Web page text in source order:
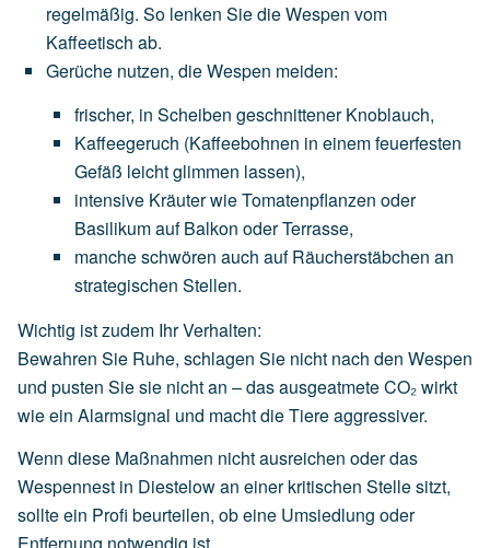
regelmäßig. So lenken SiedieWespen vom
Kaffeetisch ab.
Gerüche nutzen, die Wespen meiden:
frischer, in Scheiben geschnittener Knoblauch,
Kaffeegeruch (Kaffeebohnen in einemfeuerfesten
Gefäß leichtglimmen lassen),
intensive KräuterwieTomatenpflanzen oder
Basilikumauf Balkon oderTerrasse,
mancheschwören auch auf Räucherstäbchen an
strategischen Stellen.
Wichtig ist zudem Ihr Verhalten:
Bewahren Sie Ruhe, schlagen Sie nicht nach den Wespen
und pusten Sie sie nicht an – das ausgeatmete CO₂ wirkt
wie ein Alarmsignal und macht die Tiere aggressiver.
Wenn diese Maßnahmen nicht ausreichen oder das
Wespennest in Diestelow an einer kritischen Stelle sitzt,
sollte ein Profi beurteilen, ob eine Umsiedlung oder